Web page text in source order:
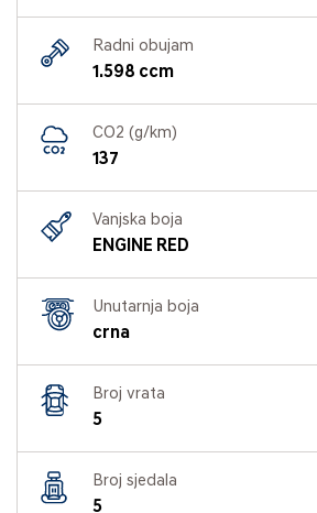
Radni obujam
1.598 ccm
CO2 (g/km)
137
Vanjska boja
ENGINE RED
Unutarnja boja
crna
Broj vrata
5
Broj sjedala
5